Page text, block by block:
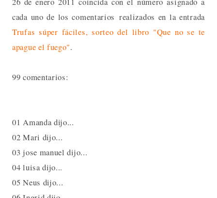
cada uno de los comentarios realizados en la entrada
Trufas súper fáciles, sorteo del libro "Que no se te
apague el fuego".
99 comentarios:
01 Amanda dijo...
02 Mari dijo...
03 jose manuel dijo...
04 luisa dijo...
05 Neus dijo...